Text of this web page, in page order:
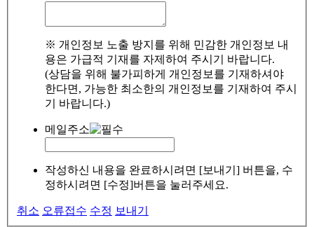
※ 개인정보 노출 방지를 위해 민감한 개인정보 내
용은 가급적 기재를 자제하여 주시기 바랍니다.
(상담을 위해 불가피하게 개인정보를 기재하셔야
한다면, 가능한 최소한의 개인정보를 기재하여 주시
기 바랍니다.)
메일주소
작성하신 내용을 완료하시려면 [보내기] 버튼을, 수
정하시려면 [수정]버튼을 눌러주세요.
취소 오류접수 수정 보내기